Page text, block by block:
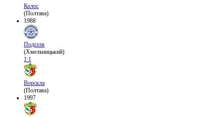
Колос
(Полтава)
1988
Поділля
(Хмельницький)
1:1
Ворскла
(Полтава)
1997